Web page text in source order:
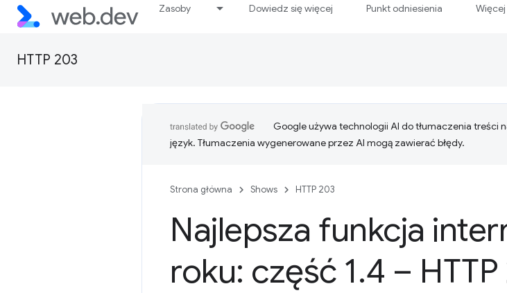
Zasoby Dowiedz się więcej Punkt odniesienia Więcej
HTTP 203
Google używa technologii AI do tłumaczenia treści
język. Tłumaczenia wygenerowane przez AI mogą zawierać błędy.
Strona główna Shows HTTP 203
Najlepsza funkcja
roku: część 1.4 –